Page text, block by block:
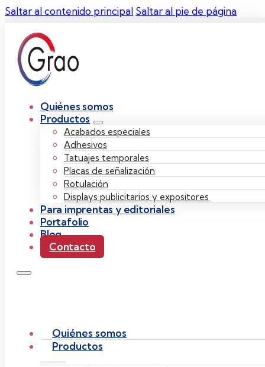
Saltar al contenido principal Saltar al pie de página
Quiénes somos
Productos
Acabados especiales
Adhesivos
Tatuajes temporales
Placas de señalización
Rotulación
Displays publicitarios y expositores
Para imprentas y editoriales
Portafolio
Blog
Contacto
Quiénes somos
Productos